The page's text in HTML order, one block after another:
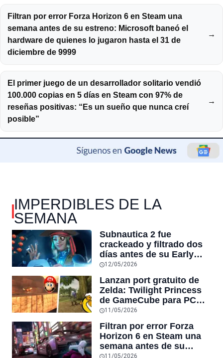
Filtran por error Forza Horizon 6 en Steam una
semana antes de su estreno: Microsoft baneó el
hardware de quienes lo jugaron hasta el 31 de
diciembre de 9999
→
El primer juego de un desarrollador solitario vendió
100.000 copias en 5 días en Steam con 97% de
reseñas positivas: “Es un sueño que nunca creí
posible”
→
IMPERDIBLES DE LA
SEMANA
Subnautica 2 fue
crackeado y filtrado dos
días antes de su Early
Access en Steam,
tercera filtración grande
de la semana tras Forza
Horizon 6
12/05/2026
Lanzan port gratuito de
Zelda: Twilight Princess
de GameCube para PC
con 4K, frames sin límite,
desarrollo, y Nintendo no
lo puede detener
11/05/2026
Filtran por error Forza
Horizon 6 en Steam una
semana antes de su
estreno: Microsoft baneó
11/05/2026